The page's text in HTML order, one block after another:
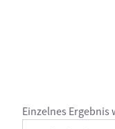
Einzelnes Ergebnis